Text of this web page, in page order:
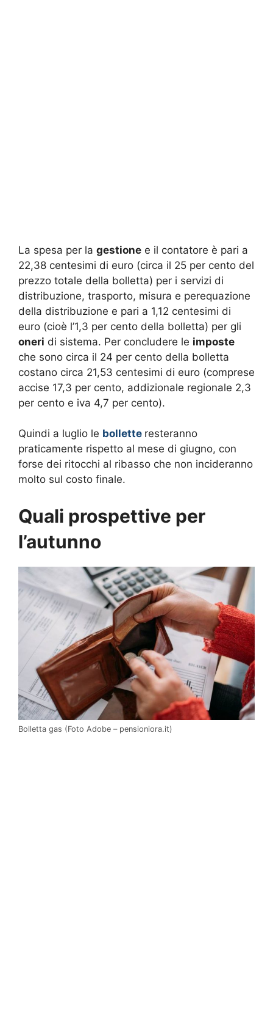
La spesa per la gestione e il contatore è pari a
22,38 centesimi di euro (circa il 25 per cento del
prezzo totale della bolletta) per i servizi di
distribuzione, trasporto, misura e perequazione
della distribuzione e pari a 1,12 centesimi di
euro (cioè l’1,3 per cento della bolletta) per gli
oneri di sistema. Per concludere le imposte
che sono circa il 24 per cento della bolletta
costano circa 21,53 centesimi di euro (comprese
accise 17,3 per cento, addizionale regionale 2,3
per cento e iva 4,7 per cento).
Quindi a luglio le bollette resteranno
praticamente rispetto al mese di giugno, con
forse dei ritocchi al ribasso che non incideranno
molto sul costo finale.
Quali prospettive per
l’autunno
Bolletta gas (Foto Adobe – pensioniora.it)